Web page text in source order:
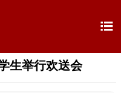

生举行欢送会